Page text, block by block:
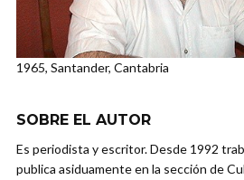
1965, Santander, Cantabria
SOBRE EL AUTOR
Es periodista y escritor. Desde 1992
publica asiduamente en la sección de